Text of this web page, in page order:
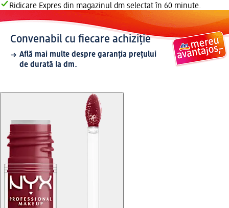
Ridicare Expres din magazinul dm selectat în 60 minute.
Convenabil cu fiecare achiziție
Află mai multe despre garanția prețului
de durată la dm.